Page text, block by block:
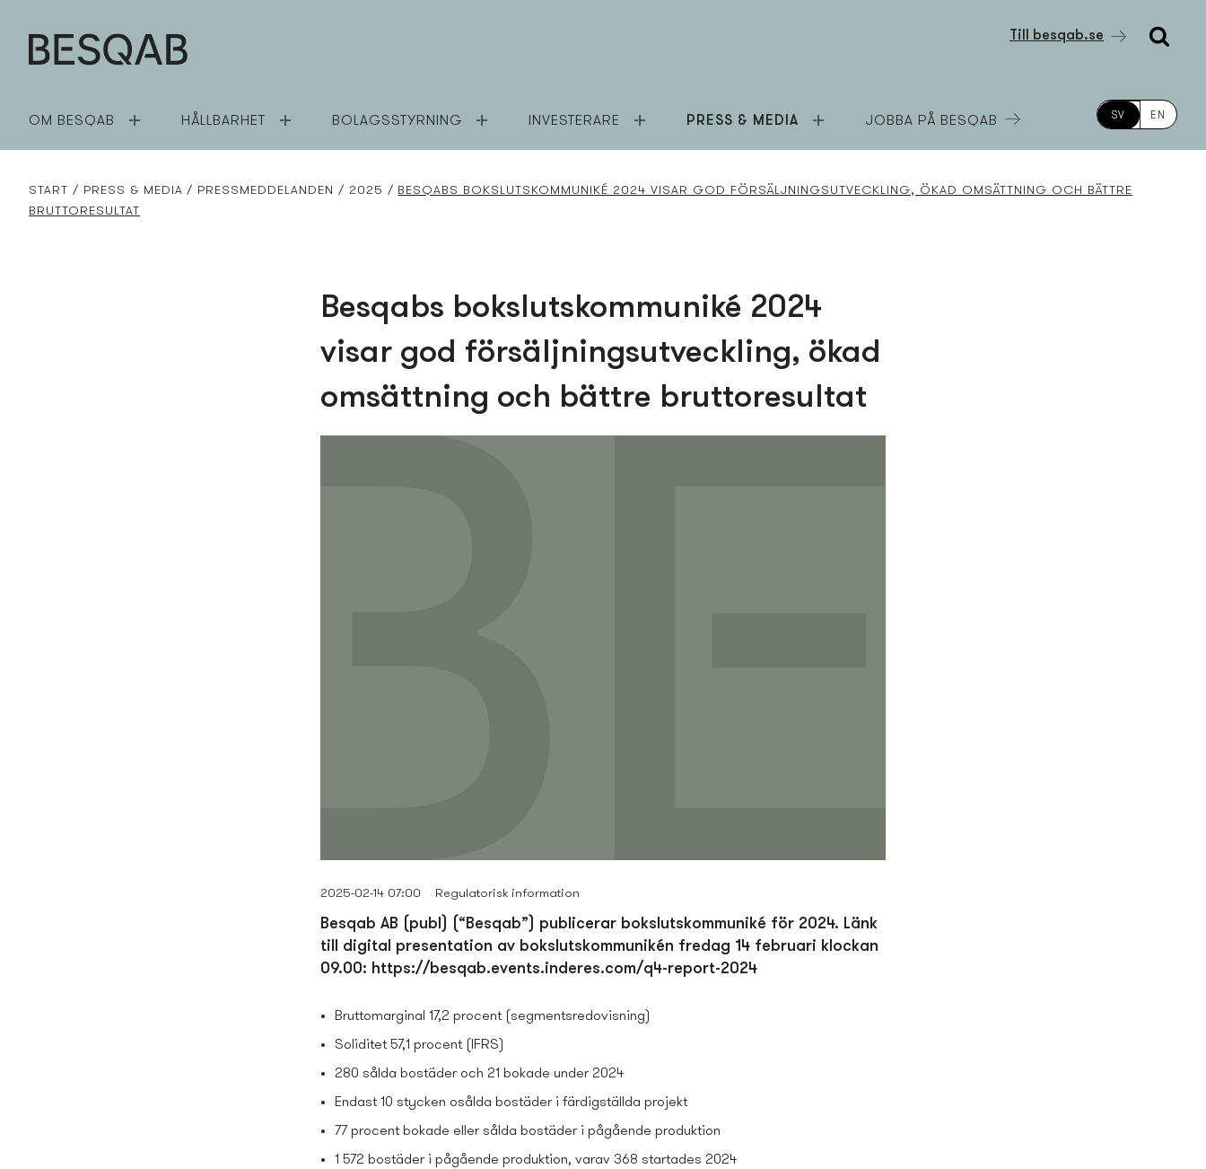
Till besqab.se
OM BESQAB HÅLLBARHET BOLAGSSTYRNING INVESTERARE PRESS & MEDIA JOBBA PÅ BESQAB SV EN
START PRESS­ & MEDIA PRESS­MEDDELANDEN 2025
BESQABS BOKSLUTSKOMMUNIKÉ 2024 VISAR GOD FÖRSÄLJNINGSUTVECKLING, ÖKAD OMSÄTTNING OCH BÄTTRE
BRUTTORESULTAT
Besqabs bokslutskommuniké 2024
visar god försäljningsutveckling, ökad
omsättning och bättre bruttoresultat
2025-02-14 07:00 Regulatorisk information
Besqab AB (publ) (“Besqab”) publicerar bokslutskommuniké för 2024. Länk
till digital presentation av bokslutskommunikén fredag 14 februari klockan
09.00: https://besqab.events.inderes.com/q4-report-2024
Bruttomarginal 17,2 procent (segmentsredovisning)
Soliditet 57,1 procent (IFRS)
280 sålda bostäder och 21 bokade under 2024
Endast 10 stycken osålda bostäder i färdigställda projekt
77 procent bokade eller sålda bostäder i pågående produktion
1 572 bostäder i pågående produktion, varav 368 startades 2024